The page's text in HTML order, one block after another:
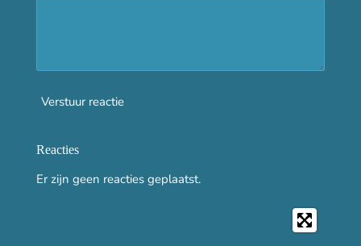
Verstuur reactie
Reacties
Er zijn geen reacties geplaatst.